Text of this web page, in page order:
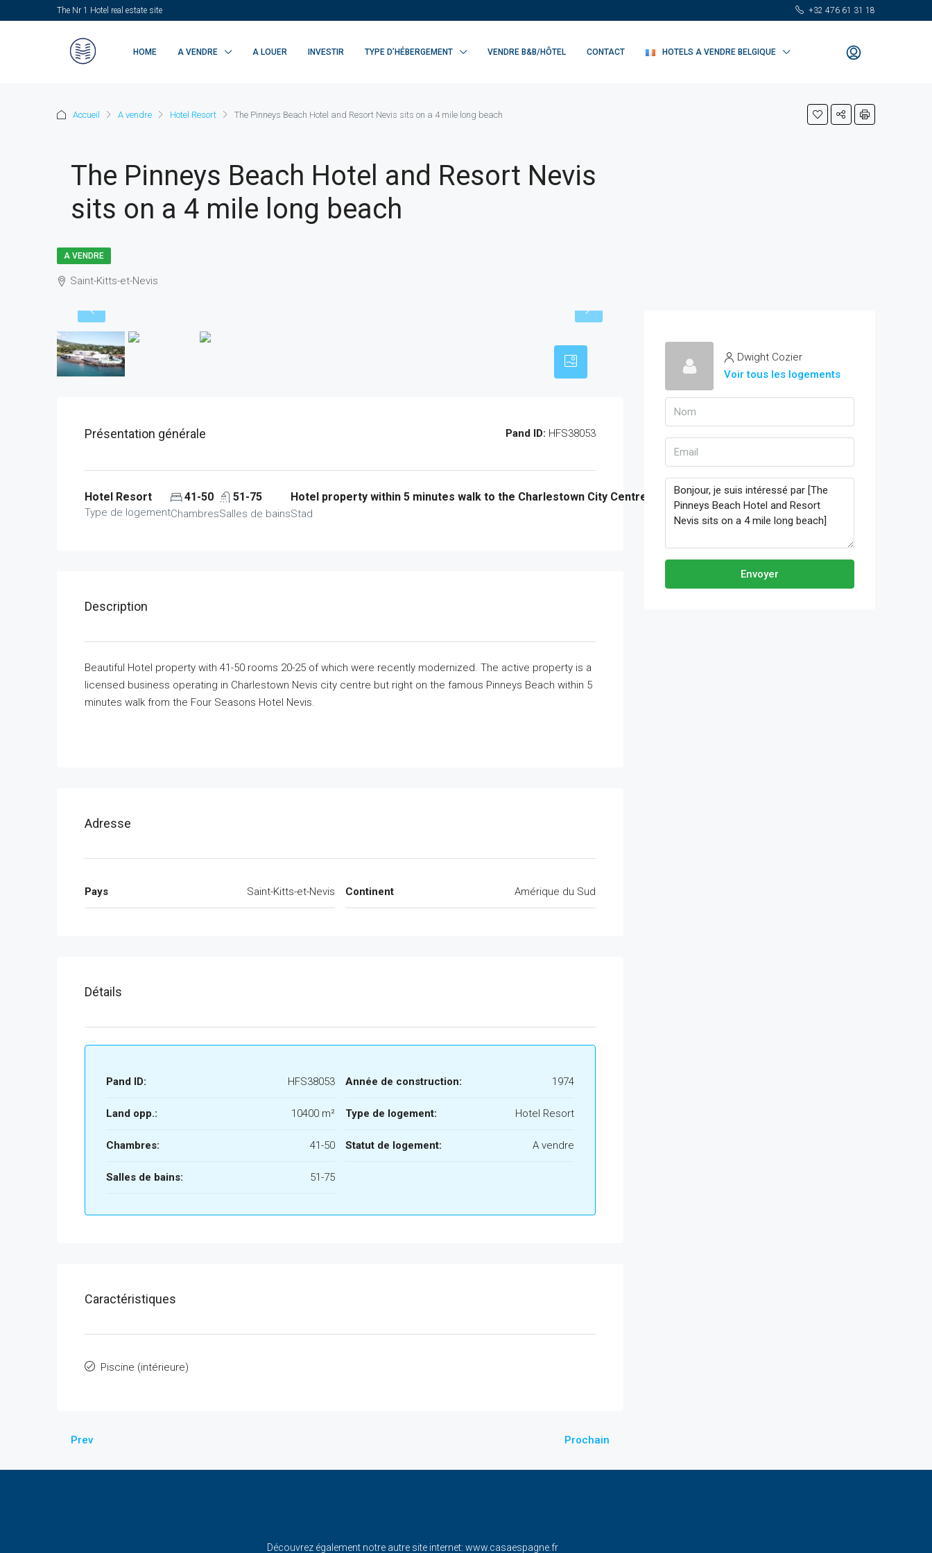
The Nr 1 Hotel real estate site +32 476 61 31 18
HOME A VENDRE A LOUER INVESTIR TYPE D’HÉBERGEMENT VENDRE B&B/HÔTEL CONTACT HOTELS A VENDRE BELGIQUE
Accueil A vendre Hotel Resort The Pinneys Beach Hotel and Resort Nevis sits on a 4 mile long beach
The Pinneys Beach Hotel and Resort Nevis
sits on a 4 mile long beach
A VENDRE
Saint-Kitts-et-Nevis
Présentation générale Pand ID: HFS38053
Hotel Resort
Type de logement
41-50
Chambres
51-75
Salles de bains
Hotel property within 5 minutes walk to the Charlestown City Centre
Stad
Description
Beautiful Hotel property with 41-50 rooms 20-25 of which were recently modernized. The active property is a
licensed business operating in Charlestown Nevis city centre but right on the famous Pinneys Beach within 5
minutes walk from the Four Seasons Hotel Nevis.
Adresse
Pays Saint-Kitts-et-Nevis Continent Amérique du Sud
Détails
Pand ID: HFS38053
Land opp.: 10400 m²
Chambres: 41-50
Salles de bains: 51-75
Année de construction: 1974
Type de logement: Hotel Resort
Statut de logement: A vendre
Caractéristiques
Piscine (intérieure)
Prev Prochain
Dwight Cozier
Voir tous les logements
Envoyer
Découvrez également notre autre site internet: www.casaespagne.fr